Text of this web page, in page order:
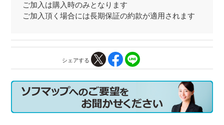
ご加入は購入時のみとなります
ご加入頂く場合には長期保証の約款が適用されます
シェアする